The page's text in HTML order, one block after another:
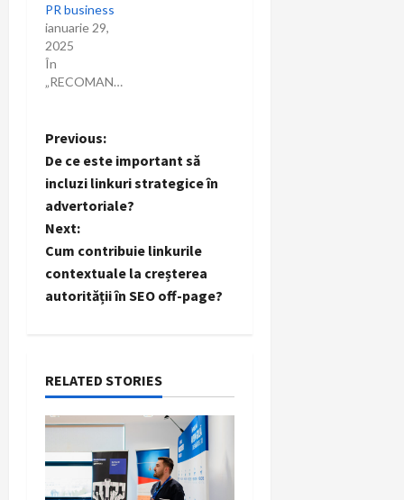
PR business
ianuarie 29,
2025
În
„RECOMANDARI”
P
o
s
t
n
v
i
g
a
Previous:
De ce este important să
incluzi linkuri strategice în
advertoriale?
Next:
Cum contribuie linkurile
contextuale la creșterea
autorității în SEO off-page?
RELATED STORIES